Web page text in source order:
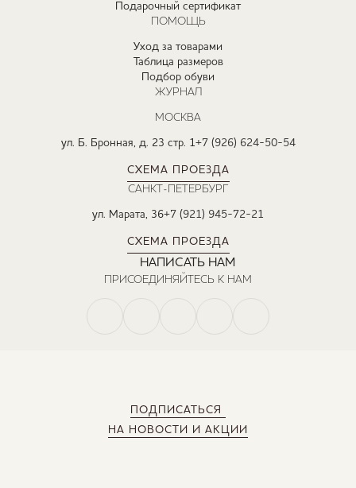
ПОДПИСАТЬСЯ
НА НОВОСТИ И АКЦИИ
Подарочный сертификат
ПОМОЩЬ
Уход за товарами
Таблица размеров
Подбор обуви
ЖУРНАЛ
МОСКВА
ул. Б. Бронная, д. 23 стр. 1+7 (926) 624-50-54
СХЕМА ПРОЕЗДА
САНКТ-ПЕТЕРБУРГ
ул. Марата, 36+7 (921) 945-72-21
СХЕМА ПРОЕЗДА
НАПИСАТЬ НАМ
ПРИСОЕДИНЯЙТЕСЬ К НАМ